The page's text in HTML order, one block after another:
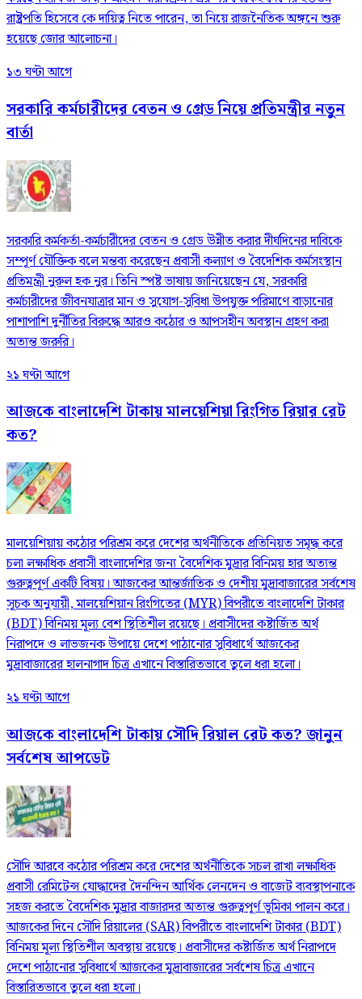
রাষ্ট্রপতি হিসেবে কে দায়িত্ব নিতে পারেন, তা নিয়ে রাজনৈতিক অঙ্গনে শুরু
হয়েছে জোর আলোচনা।
১৩ ঘণ্টা আগে
সরকারি কর্মচারীদের বেতন ও গ্রেড নিয়ে প্রতিমন্ত্রীর নতুন
বার্তা
সরকারি কর্মকর্তা-কর্মচারীদের বেতন ও গ্রেড উন্নীত করার দীর্ঘদিনের দাবিকে
সম্পূর্ণ যৌক্তিক বলে মন্তব্য করেছেন প্রবাসী কল্যাণ ও বৈদেশিক কর্মসংস্থান
প্রতিমন্ত্রী নুরুল হক নুর। তিনি স্পষ্ট ভাষায় জানিয়েছেন যে, সরকারি
কর্মচারীদের জীবনযাত্রার মান ও সুযোগ-সুবিধা উপযুক্ত পরিমাণে বাড়ানোর
পাশাপাশি দুর্নীতির বিরুদ্ধে আরও কঠোর ও আপসহীন অবস্থান গ্রহণ করা
অত্যন্ত জরুরি।
২১ ঘণ্টা আগে
আজকে বাংলাদেশি টাকায় মালয়েশিয়া রিংগিত রিয়ার রেট
কত?
মালয়েশিয়ায় কঠোর পরিশ্রম করে দেশের অর্থনীতিকে প্রতিনিয়ত সমৃদ্ধ করে
চলা লক্ষাধিক প্রবাসী বাংলাদেশির জন্য বৈদেশিক মুদ্রার বিনিময় হার অত্যন্ত
গুরুত্বপূর্ণ একটি বিষয়। আজকের আন্তর্জাতিক ও দেশীয় মুদ্রাবাজারের সর্বশেষ
সূচক অনুযায়ী, মালয়েশিয়ান রিংগিতের (MYR) বিপরীতে বাংলাদেশি টাকার
(BDT) বিনিময় মূল্য বেশ স্থিতিশীল রয়েছে। প্রবাসীদের কষ্টার্জিত অর্থ
নিরাপদে ও লাভজনক উপায়ে দেশে পাঠানোর সুবিধার্থে আজকের
মুদ্রাবাজারের হালনাগাদ চিত্র এখানে বিস্তারিতভাবে তুলে ধরা হলো।
২১ ঘণ্টা আগে
আজকে বাংলাদেশি টাকায় সৌদি রিয়াল রেট কত? জানুন
সর্বশেষ আপডেট
সৌদি আরবে কঠোর পরিশ্রম করে দেশের অর্থনীতিকে সচল রাখা লক্ষাধিক
প্রবাসী রেমিটেন্স যোদ্ধাদের দৈনন্দিন আর্থিক লেনদেন ও বাজেট ব্যবস্থাপনাকে
সহজ করতে বৈদেশিক মুদ্রার বাজারদর অত্যন্ত গুরুত্বপূর্ণ ভূমিকা পালন করে।
আজকের দিনে সৌদি রিয়ালের (SAR) বিপরীতে বাংলাদেশি টাকার (BDT)
বিনিময় মূল্য স্থিতিশীল অবস্থায় রয়েছে। প্রবাসীদের কষ্টার্জিত অর্থ নিরাপদে
দেশে পাঠানোর সুবিধার্থে আজকের মুদ্রাবাজারের সর্বশেষ চিত্র এখানে
বিস্তারিতভাবে তুলে ধরা হলো।